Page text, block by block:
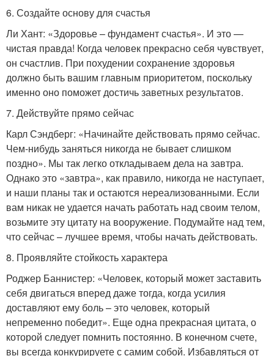
6. Создайте основу для счастья
Ли Хант: «Здоровье – фундамент счастья». И это —
чистая правда! Когда человек прекрасно себя чувствует,
он счастлив. При похудении сохранение здоровья
должно быть вашим главным приоритетом, поскольку
именно оно поможет достичь заветных результатов.
7. Действуйте прямо сейчас
Карл Сэндберг: «Начинайте действовать прямо сейчас.
Чем-нибудь заняться никогда не бывает слишком
поздно». Мы так легко откладываем дела на завтра.
Однако это «завтра», как правило, никогда не наступает,
и наши планы так и остаются нереализованными. Если
вам никак не удается начать работать над своим телом,
возьмите эту цитату на вооружение. Подумайте над тем,
что сейчас – лучшее время, чтобы начать действовать.
8. Проявляйте стойкость характера
Роджер Баннистер: «Человек, который может заставить
себя двигаться вперед даже тогда, когда усилия
доставляют ему боль – это человек, который
непременно победит». Еще одна прекрасная цитата, о
которой следует помнить постоянно. В конечном счете,
вы всегда конкурируете с самим собой. Избавляться от